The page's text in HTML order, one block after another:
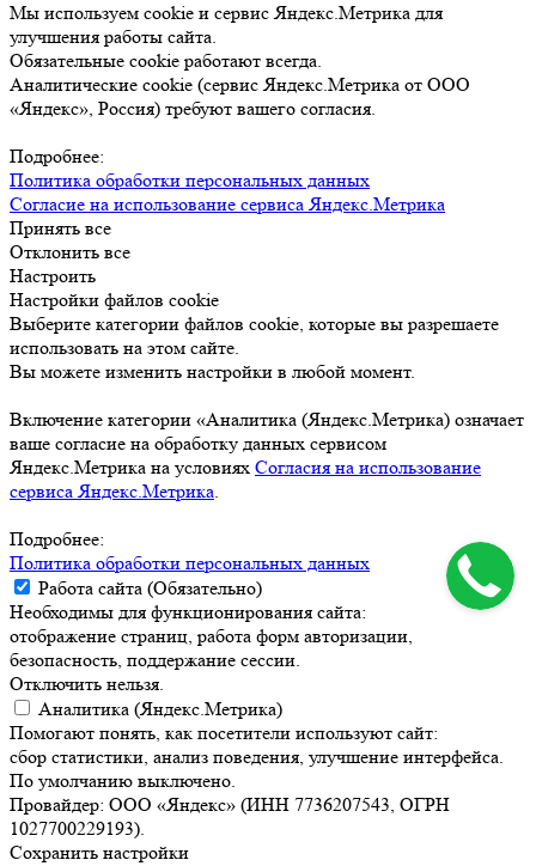
Мы используем cookie и сервис Яндекс.Метрика для
улучшения работы сайта.
Обязательные cookie работают всегда.
Аналитические cookie (сервис Яндекс.Метрика от ООО
«Яндекс», Россия) требуют вашего согласия.
Подробнее:
Политика обработки персональных данных
Согласие на использование сервиса Яндекс.Метрика
Принять все
Отклонить все
Настроить
Настройки файлов cookie
Выберите категории файлов cookie, которые вы разрешаете
использовать на этом сайте.
Вы можете изменить настройки в любой момент.
Включение категории «Аналитика (Яндекс.Метрика) означает
ваше согласие на обработку данных сервисом
Яндекс.Метрика на условиях Согласия на использование
сервиса Яндекс.Метрика.
Подробнее:
Политика обработки персональных данных
Работа сайта (Обязательно)
Необходимы для функционирования сайта:
отображение страниц, работа форм авторизации,
безопасность, поддержание сессии.
Отключить нельзя.
Аналитика (Яндекс.Метрика)
Помогают понять, как посетители используют сайт:
сбор статистики, анализ поведения, улучшение интерфейса.
По умолчанию выключено.
Провайдер: ООО «Яндекс» (ИНН 7736207543, ОГРН
1027700229193).
Сохранить настройки